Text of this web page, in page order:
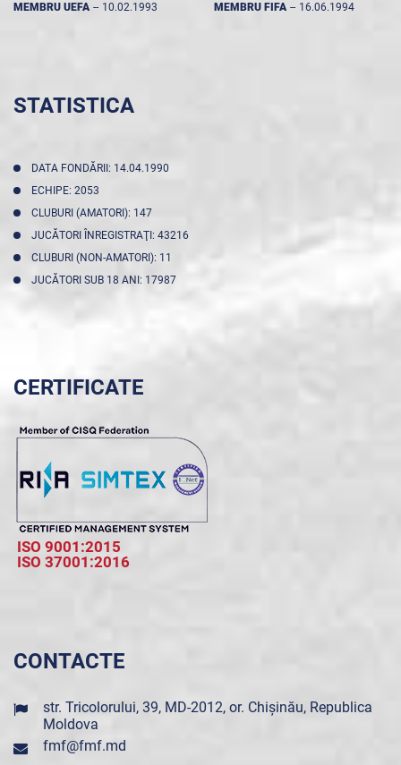
MEMBRU UEFA -- 10.02.1993 MEMBRU FIFA -- 16.06.1994
STATISTICA
DATA FONDĂRII: 14.04.1990
ECHIPE: 2053
CLUBURI (AMATORI): 147
JUCĂTORI ÎNREGISTRAŢI: 43216
CLUBURI (NON-AMATORI): 11
JUCĂTORI SUB 18 ANI: 17987
CERTIFICATE
ISO 9001:2015
ISO 37001:2016
CONTACTE
str. Tricolorului, 39, MD-2012, or. Chișinău, Republica
Moldova
fmf@fmf.md